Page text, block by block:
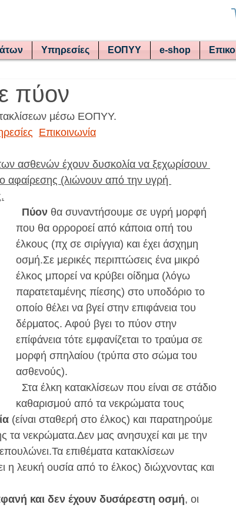
Υπηρεσίες ΕΟΠΥΥ e-shop
πύον
μέσω ΕΟΠΥΥ.
Επικοινωνία
ασθενών έχουν δυσκολία να ξεχωρίσουν
αφαίρεσης (λιώνουν από την υγρή
Πύον θα συναντήσουμε σε υγρή μορφή
που θα ορροροεί από κάποια οπή του
έλκους (πχ σε σιρίγγια) και έχει άσχημη
οσμή.Σε μερικές περιπτώσεις ένα μικρό
έλκος μπορεί να κρύβει οίδημα (λόγω
παρατεταμένης πίεσης) στο υποδόριο το
οποίο θέλει να βγεί στην επιφάνεια του
δέρματος. Αφού βγει το πύον στην
επίφάνεια τότε εμφανίζεται το τραύμα σε
μορφή σπηλαίου (τρύπα στο σώμα του
ασθενούς).
καθαρισμού από τα νεκρώματα τους
(είναι σταθερή στο έλκος) και παρατηρούμε
τα νεκρώματα.Δεν μας ανησυχεί και με την
επιθέματα κατακλίσεων
η λευκή ουσία από το έλκος) διώχνοντας και
και δεν έχουν δυσάρεστη οσμή, οι